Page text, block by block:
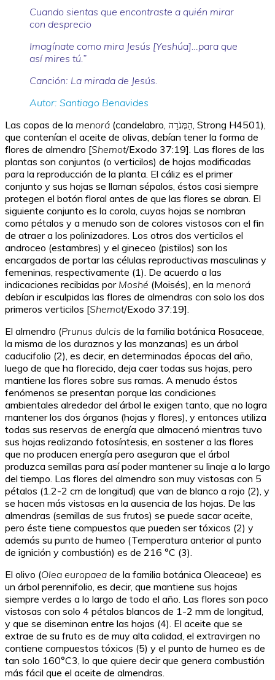
Cuando sientas que encontraste a quién mirar
con desprecio
Imagínate como mira Jesús [Yeshúa]…para que
así mires tú.”
Canción: La mirada de Jesús.
Autor: Santiago Benavides
Las copas de la menorá (candelabro, הַמְּנֹרָה, Strong H4501),
que contenían el aceite de olivas, debían tener la forma de
flores de almendro [Shemot/Exodo 37:19]. Las flores de las
plantas son conjuntos (o verticilos) de hojas modificadas
para la reproducción de la planta. El cáliz es el primer
conjunto y sus hojas se llaman sépalos, éstos casi siempre
protegen el botón floral antes de que las flores se abran. El
siguiente conjunto es la corola, cuyas hojas se nombran
como pétalos y a menudo son de colores vistosos con el fin
de atraer a los polinizadores. Los otros dos verticilos el
androceo (estambres) y el gineceo (pistilos) son los
encargados de portar las células reproductivas masculinas y
femeninas, respectivamente (1). De acuerdo a las
indicaciones recibidas por Moshé (Moisés), en la menorá
debían ir esculpidas las flores de almendras con solo los dos
primeros verticilos [Shemot/Exodo 37:19].
El almendro (Prunus dulcis de la familia botánica Rosaceae,
la misma de los duraznos y las manzanas) es un árbol
caducifolio (2), es decir, en determinadas épocas del año,
luego de que ha florecido, deja caer todas sus hojas, pero
mantiene las flores sobre sus ramas. A menudo éstos
fenómenos se presentan porque las condiciones
ambientales alrededor del árbol le exigen tanto, que no logra
mantener los dos órganos (hojas y flores), y entonces utiliza
todas sus reservas de energía que almacenó mientras tuvo
sus hojas realizando fotosíntesis, en sostener a las flores
que no producen energía pero aseguran que el árbol
produzca semillas para así poder mantener su linaje a lo largo
del tiempo. Las flores del almendro son muy vistosas con 5
pétalos (1.2-2 cm de longitud) que van de blanco a rojo (2), y
se hacen más vistosas en la ausencia de las hojas. De las
almendras (semillas de sus frutos) se puede sacar aceite,
pero éste tiene compuestos que pueden ser tóxicos (2) y
además su punto de humeo (Temperatura anterior al punto
de ignición y combustión) es de 216 °C (3).
El olivo (Olea europaea de la familia botánica Oleaceae) es
un árbol perennifolio, es decir, que mantiene sus hojas
siempre verdes a lo largo de todo el año. Las flores son poco
vistosas con solo 4 pétalos blancos de 1-2 mm de longitud,
y que se diseminan entre las hojas (4). El aceite que se
extrae de su fruto es de muy alta calidad, el extravirgen no
contiene compuestos tóxicos (5) y el punto de humeo es de
tan solo 160°C3, lo que quiere decir que genera combustión
más fácil que el aceite de almendras.